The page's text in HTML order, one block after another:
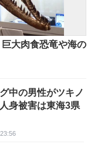
大肉食恐竜や海の
中の男性がツキノ
身被害は東海3県